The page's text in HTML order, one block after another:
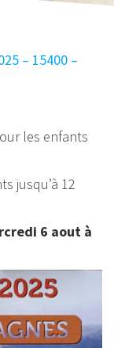
– 15400 –
les enfants
jusqu’à 12
6 aout à